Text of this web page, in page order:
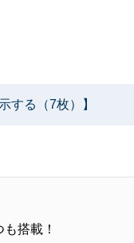
する（7枚）】
搭載！